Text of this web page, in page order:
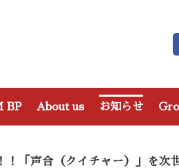
BP About us お知らせ
！「声合（クイチャー）」を次